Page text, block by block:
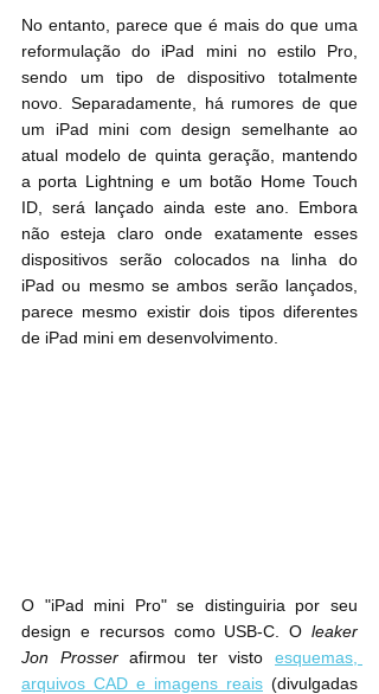
No entanto, parece que é mais do que uma
reformulação do ‌iPad mini‌ no estilo Pro,
sendo um tipo de dispositivo totalmente
novo. Separadamente, há rumores de que
um ‌iPad mini‌ com design semelhante ao
atual modelo de quinta geração, mantendo
a porta Lightning e um botão Home Touch
ID, será lançado ainda este ano. Embora
não esteja claro onde exatamente esses
dispositivos serão colocados na linha do
iPad ou mesmo se ambos serão lançados,
parece mesmo existir dois tipos diferentes
de ‌iPad mini‌ em desenvolvimento.
O "iPad mini‌ Pro" se distinguiria por seu
design e recursos como USB-C. O leaker
Jon Prosser afirmou ter visto esquemas,
arquivos CAD e imagens reais (divulgadas